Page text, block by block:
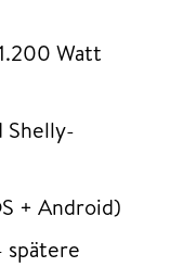
Watt
Shelly-
+ Android)
spätere